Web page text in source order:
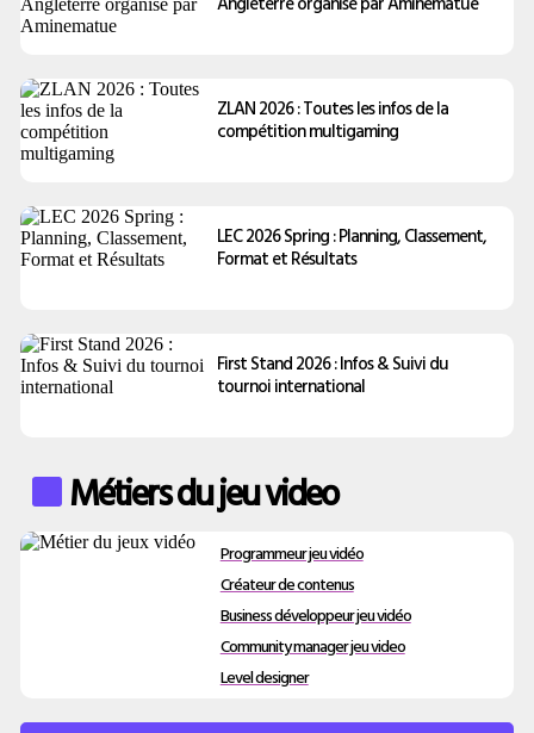
ZLAN 2026 : Toutes les infos de la
compétition multigaming
LEC 2026 Spring : Planning, Classement,
Format et Résultats
First Stand 2026 : Infos & Suivi du
tournoi international
Métiers du jeu video
Programmeur jeu vidéo
Créateur de contenus
Business développeur jeu vidéo
Community manager jeu video
Level designer